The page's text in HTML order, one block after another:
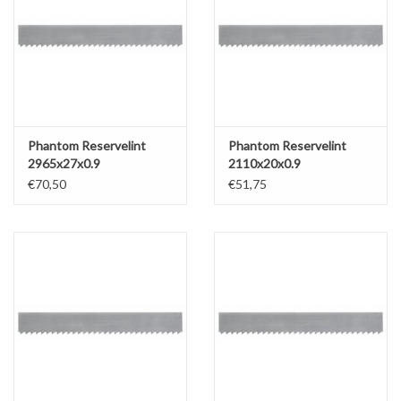
Phantom Reservelint
2965x27x0.9
€70,50
Phantom Reservelint
2110x20x0.9
€51,75